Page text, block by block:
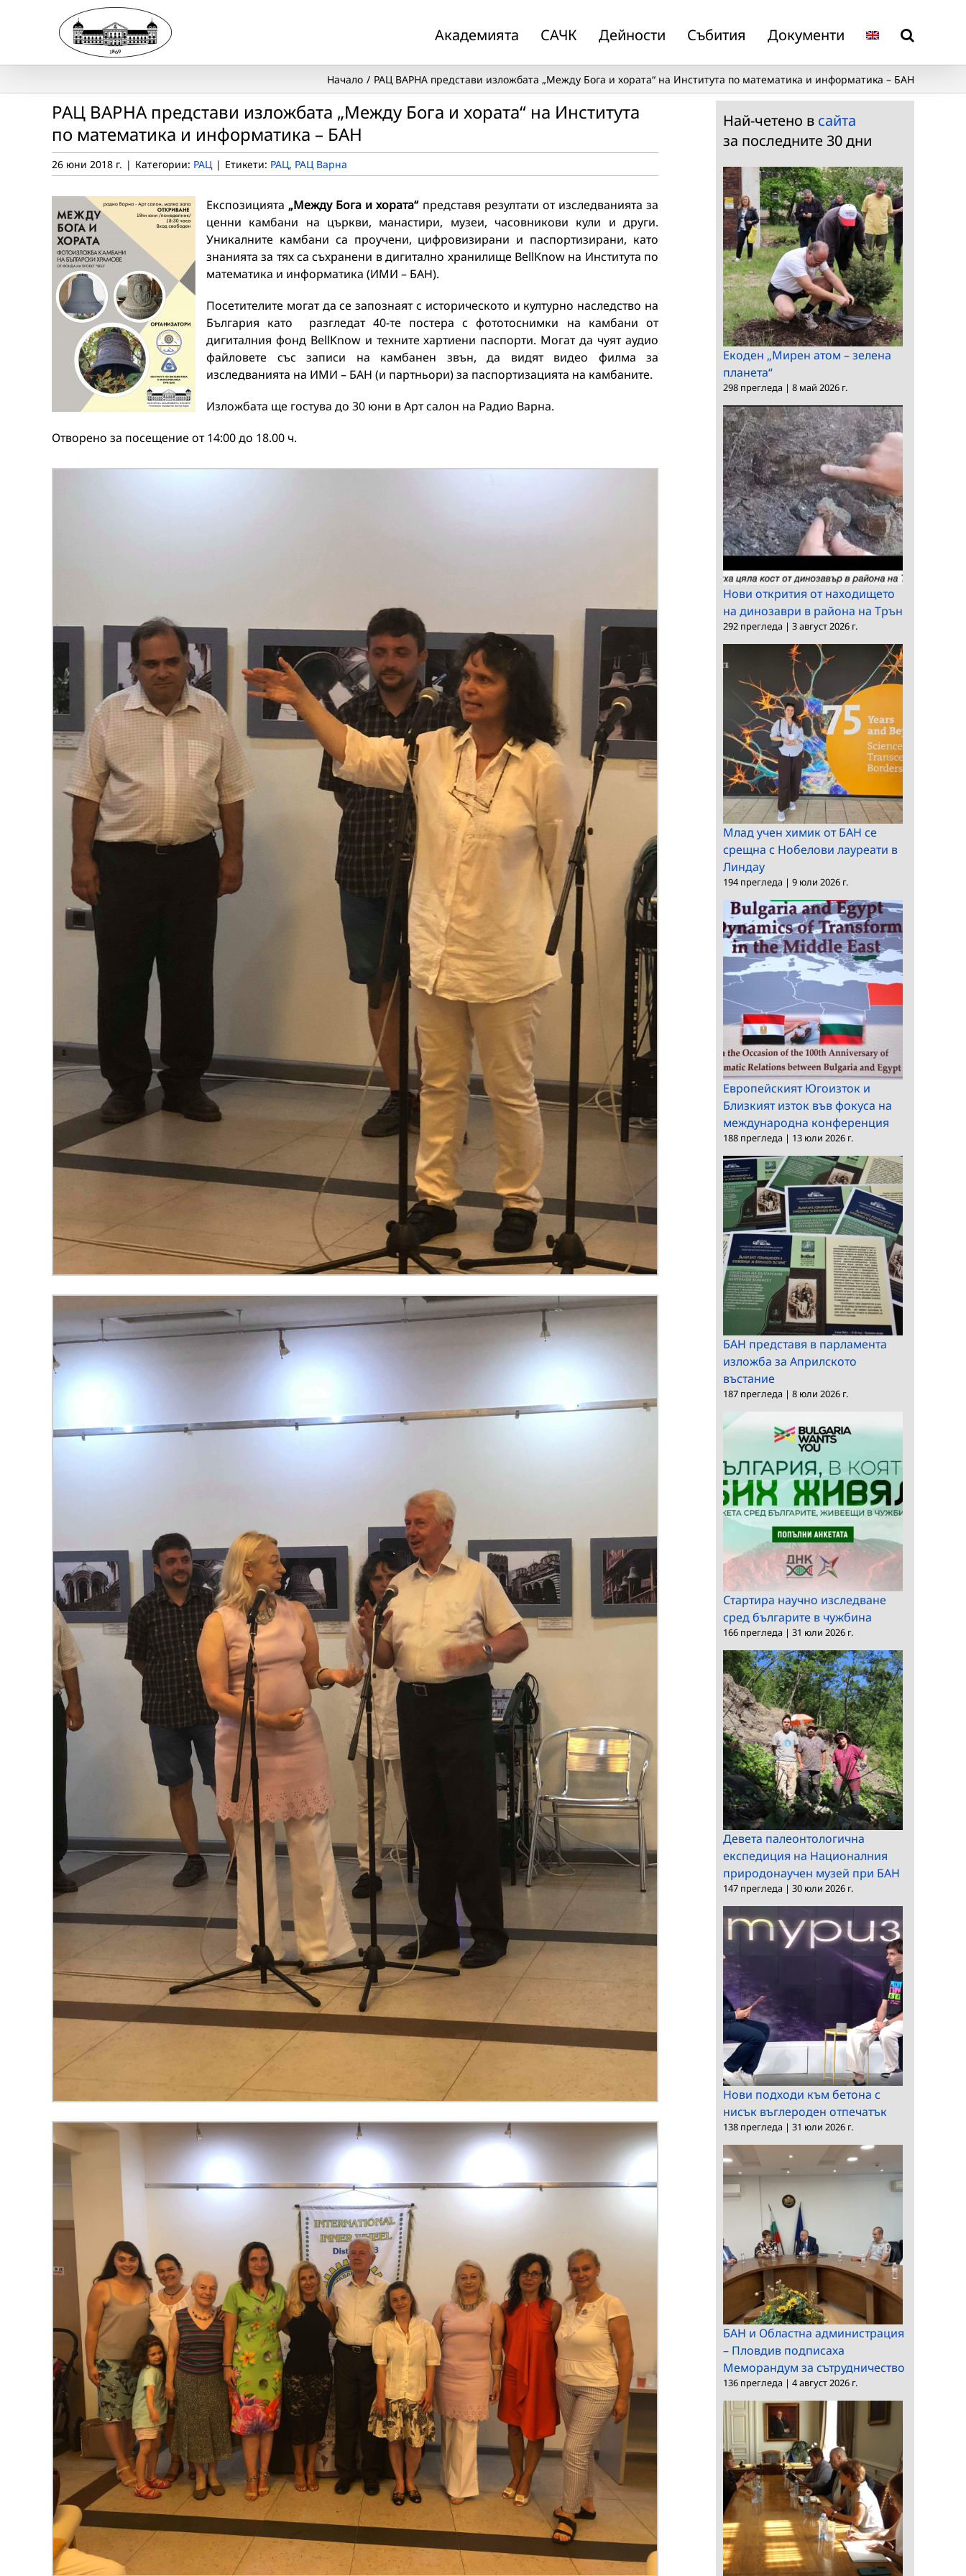
Академията САЧК Дейности Събития Документи
Начало РАЦ ВАРНА представи изложбата „Между Бога и хората“ на Института по математика и информатика – БАН
РАЦ ВАРНА представи изложбата „Между Бога и хората“ на Института
по математика и информатика – БАН
26 юни 2018 г. | Категории: РАЦ | Етикети: РАЦ, РАЦ Варна
Експозицията „Между Бога и хората“ представя резултати от изследванията за
ценни камбани на църкви, манастири, музеи, часовникови кули и други.
Уникалните камбани са проучени, цифровизирани и паспортизирани, като
знанията за тях са съхранени в дигитално хранилище BellKnow на Института по
математика и информатика (ИМИ – БАН).
Посетителите могат да се запознаят с историческото и културно наследство на
България като разгледат 40-те постера с фототоснимки на камбани от
дигиталния фонд BellKnow и техните хартиени паспорти. Могат да чуят аудио
файловете със записи на камбанен звън, да видят видео филма за
изследванията на ИМИ – БАН (и партньори) за паспортизацията на камбаните.
Изложбата ще гостува до 30 юни в Арт салон на Радио Варна.
Отворено за посещение от 14:00 до 18.00 ч.
Най-четено в сайта
за последните 30 дни
Екоден „Мирен атом – зелена
планета“
298 прегледа | 8 май 2026 г.
Нови открития от находището
на динозаври в района на Трън
292 прегледа | 3 август 2026 г.
Млад учен химик от БАН се
срещна с Нобелови лауреати в
Линдау
194 прегледа | 9 юли 2026 г.
Европейският Югоизток и
Близкият изток във фокуса на
международна конференция
188 прегледа | 13 юли 2026 г.
БАН представя в парламента
изложба за Априлското
въстание
187 прегледа | 8 юли 2026 г.
Стартира научно изследване
сред българите в чужбина
166 прегледа | 31 юли 2026 г.
Девета палеонтологична
експедиция на Националния
природонаучен музей при БАН
147 прегледа | 30 юли 2026 г.
Нови подходи към бетона с
нисък въглероден отпечатък
138 прегледа | 31 юли 2026 г.
БАН и Областна администрация
– Пловдив подписаха
Меморандум за сътрудничество
136 прегледа | 4 август 2026 г.